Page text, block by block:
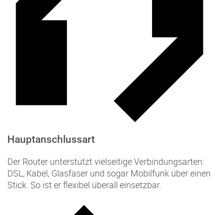
Hauptanschlussart
Der Router unterstützt vielseitige Verbindungsarten:
DSL, Kabel, Glasfaser und sogar Mobilfunk über einen
Stick. So ist er flexibel überall einsetzbar.